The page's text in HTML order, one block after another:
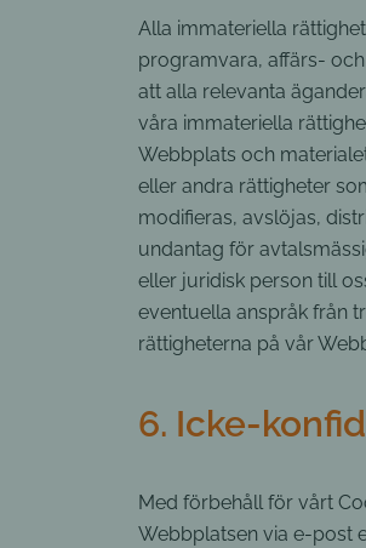
Alla immateriella
programvara, affärs-
att alla relevanta
våra immateriella
Webbplats och
eller andra rättigheter
modifieras, avslöjas,
undantag för
eller juridisk person till
eventuella anspråk från
rättigheterna på vår
6. Icke-
Med förbehåll för vårt
Webbplatsen via e-post